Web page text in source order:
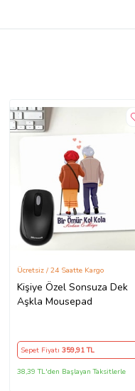
Kişiye Özel Sonsuza Dek
Aşkla Mousepad
Ücretsiz / 24 Saatte Kargo
Sepet Fiyatı 359,91 TL
38,39 TL'den Başlayan Taksitlerle